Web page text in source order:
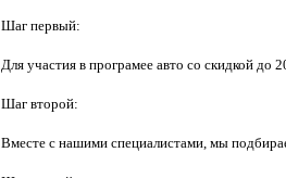
Шаг первый:
Для участия в програмее авто со скидкой до
Шаг второй:
Вместе с нашими специалистами, мы